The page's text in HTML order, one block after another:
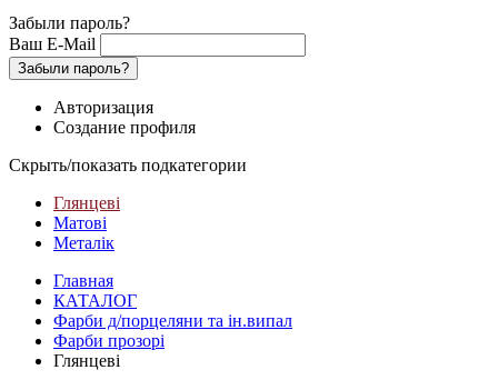
Забыли пароль?
Ваш E-Mail
Забыли пароль?
Авторизация
Создание профиля
Скрыть/показать подкатегории
Глянцеві
Матові
Металік
Главная
КАТАЛОГ
Фарби д/порцеляни та ін.випал
Фарби прозорі
Глянцеві